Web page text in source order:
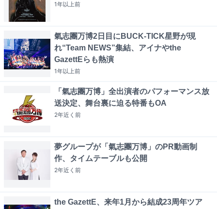
1年以上前
氣志團万博2日目にBUCK-TICK星野が現
れ“Team NEWS”集結、アイナやthe
GazettEらも熱演
1年以上前
「氣志團万博」全出演者のパフォーマンス放
送決定、舞台裏に迫る特番もOA
2年近く 前
夢グループが「氣志團万博」のPR動画制
作、タイムテーブルも公開
2年近く 前
the GazettE、来年1月から結成23周年ツア